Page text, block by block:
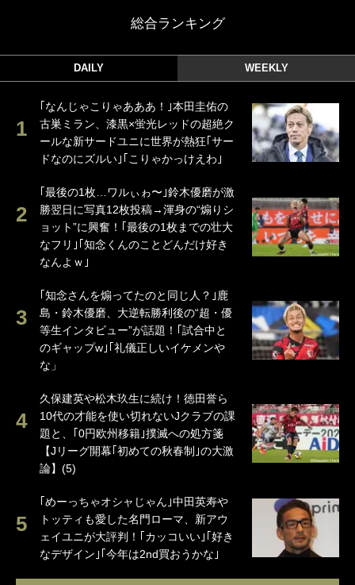
総合ランキング
DAILY WEEKLY
｢なんじゃこりゃあああ！｣本田圭佑の
古巣ミラン、漆黒×蛍光レッドの超絶ク
ールな新サードユニに世界が熱狂｢サー
ドなのにズルい｣｢こりゃかっけえわ｣
｢最後の1枚…ワルぃゎ〜｣鈴木優磨が激
勝翌日に写真12枚投稿→渾身の“煽りシ
ョット”に興奮！｢最後の1枚までの壮大
なフリ｣｢知念くんのことどんだけ好き
なんよｗ｣
｢知念さんを煽ってたのと同じ人？｣鹿
島・鈴木優磨、大逆転勝利後の“超・優
等生インタビュー”が話題！｢試合中と
のギャップw｣｢礼儀正しいイケメンや
な」
久保建英や松木玖生に続け！徳田誉ら
10代の才能を使い切れないJクラブの課
題と、｢0円欧州移籍｣撲滅への処方箋
【Jリーグ開幕｢初めての秋春制｣の大激
論】(5)
｢めーっちゃオシャじゃん｣中田英寿や
トッティも愛した名門ローマ、新アウ
ェイユニが大評判！｢カッコいい｣｢好き
なデザイン｣｢今年は2nd買おうかな｣